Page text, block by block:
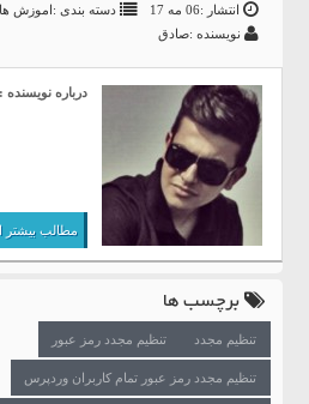
انتشار :06 مه 17 دسته بندی :اموزش ها
نویسنده :صادق
درباره
مطالب بیشتر
برچسب ها
تنظیم مجدد تنظیم مجدد رمز عبور
تنظیم مجدد رمز عبور تمام کاربران وردپرس